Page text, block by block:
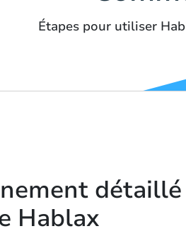
Étapes pour utiliser
détaillé
Hablax